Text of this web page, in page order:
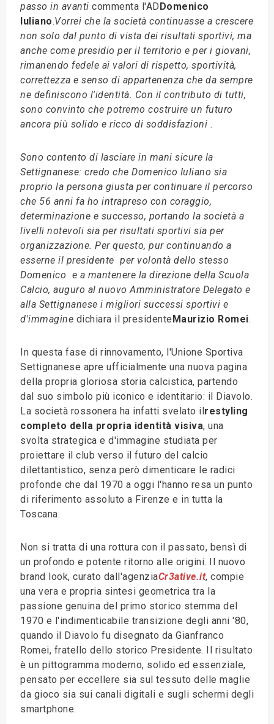
passo in avanti commenta l'ADDomenico
Iuliano.Vorrei che la società continuasse a crescere
non solo dal punto di vista dei risultati sportivi, ma
anche come presidio per il territorio e per i giovani,
rimanendo fedele ai valori di rispetto, sportività,
correttezza e senso di appartenenza che da sempre
ne definiscono l'identità. Con il contributo di tutti,
sono convinto che potremo costruire un futuro
ancora più solido e ricco di soddisfazioni .
Sono contento di lasciare in mani sicure la
Settignanese: credo che Domenico Iuliano sia
proprio la persona giusta per continuare il percorso
che 56 anni fa ho intrapreso con coraggio,
determinazione e successo, portando la società a
livelli notevoli sia per risultati sportivi sia per
organizzazione. Per questo, pur continuando a
esserne il presidente  per volontà dello stesso
Domenico  e a mantenere la direzione della Scuola
Calcio, auguro al nuovo Amministratore Delegato e
alla Settignanese i migliori successi sportivi e
d'immagine dichiara il presidenteMaurizio Romei.
In questa fase di rinnovamento, l'Unione Sportiva
Settignanese apre ufficialmente una nuova pagina
della propria gloriosa storia calcistica, partendo
dal suo simbolo più iconico e identitario: il Diavolo.
La società rossonera ha infatti svelato ilrestyling
completo della propria identità visiva, una
svolta strategica e d'immagine studiata per
proiettare il club verso il futuro del calcio
dilettantistico, senza però dimenticare le radici
profonde che dal 1970 a oggi l'hanno resa un punto
di riferimento assoluto a Firenze e in tutta la
Toscana.
Non si tratta di una rottura con il passato, bensì di
un profondo e potente ritorno alle origini. Il nuovo
brand look, curato dall'agenziaCr3ative.it, compie
una vera e propria sintesi geometrica tra la
passione genuina del primo storico stemma del
1970 e l'indimenticabile transizione degli anni '80,
quando il Diavolo fu disegnato da Gianfranco
Romei, fratello dello storico Presidente. Il risultato
è un pittogramma moderno, solido ed essenziale,
pensato per eccellere sia sul tessuto delle maglie
da gioco sia sui canali digitali e sugli schermi degli
smartphone.